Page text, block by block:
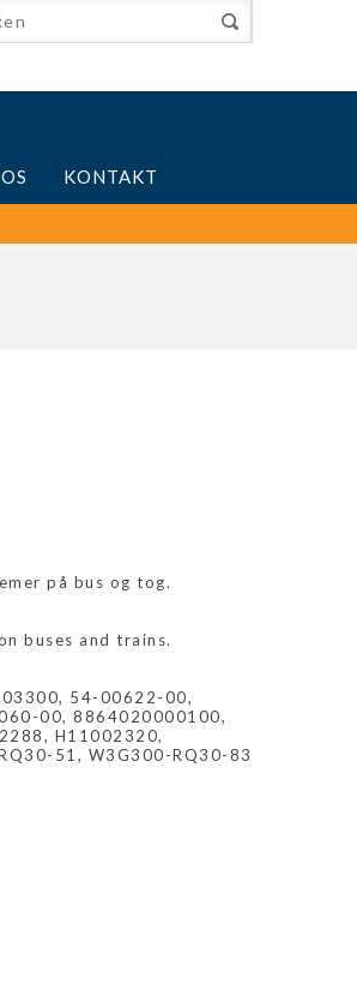
KONTAKT
på bus og tog.
buses and trains.
54-00622-00,
00, 8864020000100,
H11002320,
51, W3G300-RQ30-83